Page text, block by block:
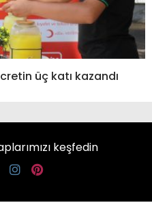
üç katı kazandı
keşfedin